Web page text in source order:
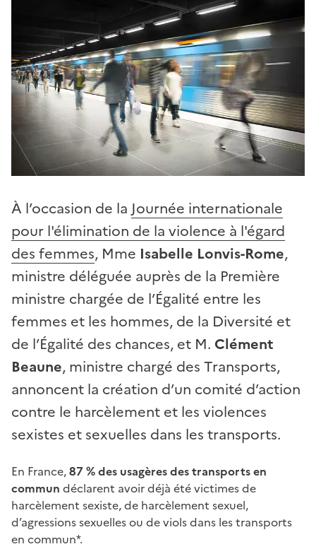
À l’occasion de laJournée internationale
pour l'élimination de la violence à l'égard
des femmes, Mme Isabelle Lonvis-Rome,
ministre déléguée auprès de la Première
ministre chargée de l’Égalité entre les
femmes et les hommes, de la Diversité et
de l’Égalité des chances, et M. Clément
Beaune, ministre chargé des Transports,
annoncent la création d’un comité d’action
contre le harcèlement et les violences
sexistes et sexuelles dans les transports.
En France,87 % des usagères des transports en
commun déclarent avoir déjà été victimes de
harcèlement sexiste, de harcèlement sexuel,
d’agressions sexuelles ou de viols dans les transports
en commun*.